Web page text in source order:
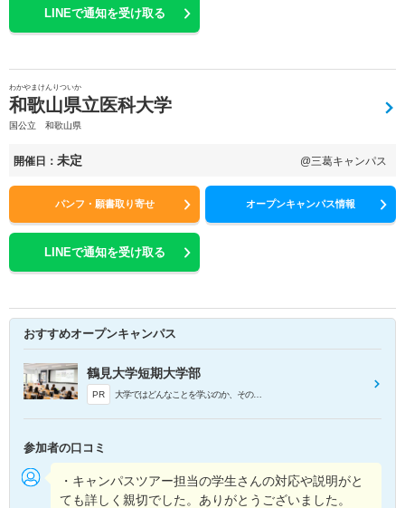
LINEで通知を受け取る
わかやまけんりついか
和歌山県立医科大学
国公立 和歌山県
開催日： 未定 @三葛キャンパス
パンフ・願書取り寄せ オープンキャンパス情報
LINEで通知を受け取る
おすすめオープンキャンパス
鶴見大学短期大学部
PR 大学ではどんなことを学ぶのか、その一端を実際に体験！希望学科の雰囲気がわかります。
参加者の口コミ
・キャンパスツアー担当の学生さんの対応や説明がと
ても詳しく親切でした。ありがとうございました。